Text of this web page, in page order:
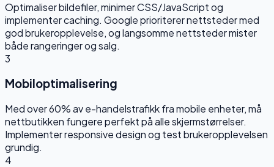
Optimaliser bildefiler, minimer CSS/JavaScript og
implementer caching. Google prioriterer nettsteder med
god brukeropplevelse, og langsomme nettsteder mister
både rangeringer og salg.
3
Mobiloptimalisering
Med over 60% av e-handelstrafikk fra mobile enheter, må
nettbutikken fungere perfekt på alle skjermstørrelser.
Implementer responsive design og test brukeropplevelsen
grundig.
4